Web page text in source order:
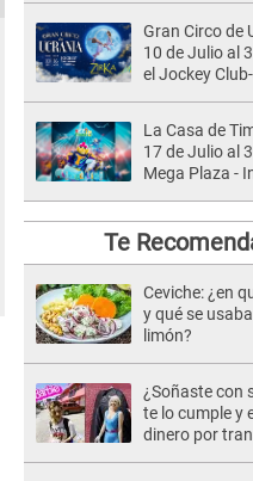
Gran Circo de
10 de Julio al
el Jockey
La Casa de
17 de Julio al
Mega Plaza -
Te
Ceviche: ¿en
y qué se
limón?
¿Soñaste con
te lo cumple y
dinero por